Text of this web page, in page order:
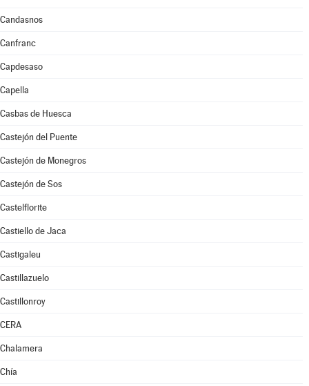
Candasnos
Canfranc
Capdesaso
Capella
Casbas de Huesca
Castejón del Puente
Castejón de Monegros
Castejón de Sos
Castelflorite
Castiello de Jaca
Castigaleu
Castillazuelo
Castillonroy
CERA
Chalamera
Chía